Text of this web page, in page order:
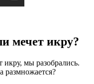
мечет икру?
икру, мы разобрались.
размножается?